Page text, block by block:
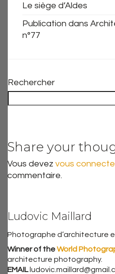
Le siège d’Aldes
Publication dans
n°77
Rechercher
Share your
Vous devez vous
commentaire.
Ludovic Maillard
Photographe d’architecture
Winner of theWorld
architecture photography.
EMAIL